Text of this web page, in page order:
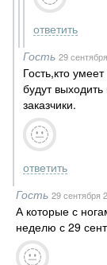
ответить
Гость 29
Гость,кто
будут
заказчики.
ответить
Гость 29 сентября
А которые с
неделю с 29